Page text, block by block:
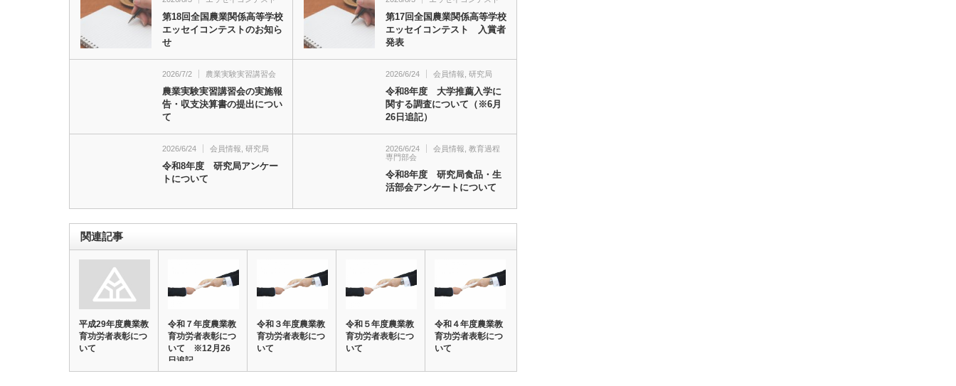
第18回全国農業関係高等学校
エッセイコンテストのお知ら
せ
第17回全国農業関係高等学校
エッセイコンテスト 入賞者
発表
2026/7/2 農業実験実習講習会
農業実験実習講習会の実施報
告・収支決算書の提出につい
て
2026/6/24 会員情報 研究局
令和8年度 大学推薦入学に
関する調査について（※6月
26日追記）
2026/6/24 会員情報 研究局
令和8年度 研究局アンケー
トについて
2026/6/24 会員情報 教育過程
専門部会
令和8年度 研究局食品・生
活部会アンケートについて
関連記事
平成29年度農業教
育功労者表彰につ
いて
令和７年度農業教
育功労者表彰につ
いて ※12月26
日追記
令和３年度農業教
育功労者表彰につ
いて
令和５年度農業教
育功労者表彰につ
いて
令和４年度農業教
育功労者表彰につ
いて